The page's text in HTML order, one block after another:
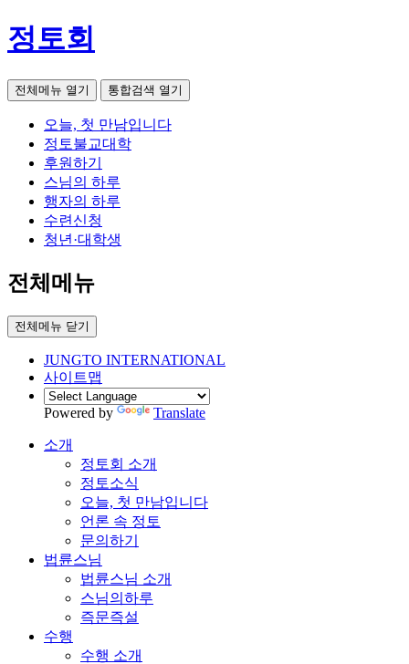
정토회
전체메뉴 열기 통합검색 열기
오늘, 첫 만남입니다
정토불교대학
후원하기
스님의 하루
행자의 하루
수련신청
청년·대학생
전체메뉴
전체메뉴 닫기
JUNGTO INTERNATIONAL
사이트맵
Powered by Translate
소개
정토회 소개
정토소식
오늘, 첫 만남입니다
언론 속 정토
문의하기
법륜스님
법륜스님 소개
스님의하루
즉문즉설
수행
수행 소개